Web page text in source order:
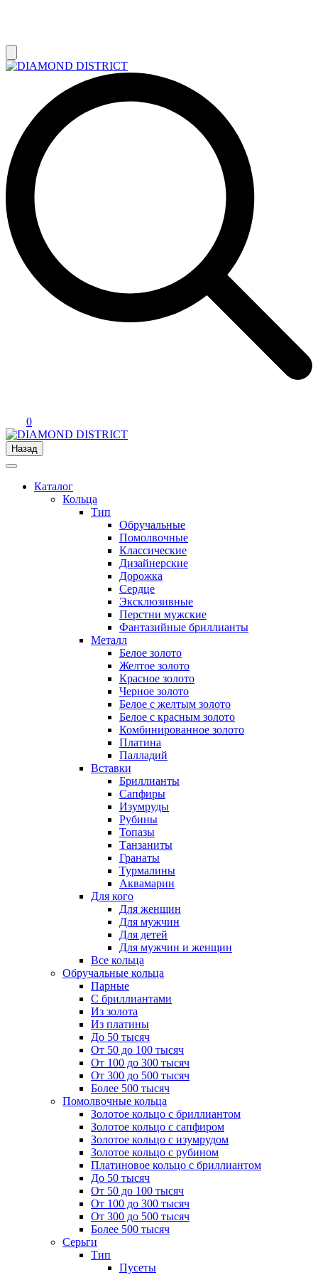
0
Назад
Каталог
Кольца
Тип
Обручальные
Помолвочные
Классические
Дизайнерские
Дорожка
Сердце
Эксклюзивные
Перстни мужские
Фантазийные бриллианты
Металл
Белое золото
Желтое золото
Красное золото
Черное золото
Белое с желтым золото
Белое с красным золото
Комбинированное золото
Платина
Палладий
Вставки
Бриллианты
Сапфиры
Изумруды
Рубины
Топазы
Танзаниты
Гранаты
Турмалины
Аквамарин
Для кого
Для женщин
Для мужчин
Для детей
Для мужчин и женщин
Все кольца
Обручальные кольца
Парные
С бриллиантами
Из золота
Из платины
До 50 тысяч
От 50 до 100 тысяч
От 100 до 300 тысяч
От 300 до 500 тысяч
Более 500 тысяч
Помолвочные кольца
Золотое кольцо с бриллиантом
Золотое кольцо с сапфиром
Золотое кольцо с изумрудом
Золотое кольцо с рубином
Платиновое кольцо с бриллиантом
До 50 тысяч
От 50 до 100 тысяч
От 100 до 300 тысяч
От 300 до 500 тысяч
Более 500 тысяч
Серьги
Тип
Пусеты